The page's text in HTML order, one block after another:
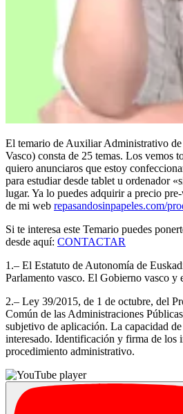
El temario de Auxiliar Administrativo de
Vasco) consta de 25 temas. Los vemos
quiero anunciaros que estoy
para estudiar desde tablet u ordenador
lugar. Ya lo puedes adquirir a precio
de mi web repasandosinpapeles.com/
Si te interesa este Temario puedes
desde aquí: CONTACTAR
1.– El Estatuto de Autonomía de
Parlamento vasco. El Gobierno vasco y
2.– Ley 39/2015, de 1 de octubre, del
Común de las Administraciones
subjetivo de aplicación. La capacidad
interesado. Identificación y firma de los
procedimiento administrativo.